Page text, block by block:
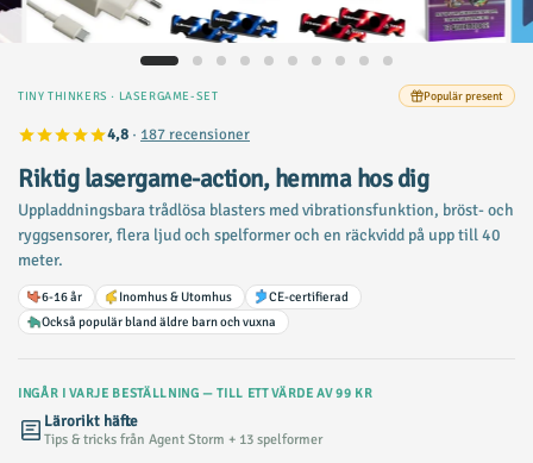
TINY THINKERS · LASERGAME-SET Populär present
4,8 · 187 recensioner
Riktig lasergame-action, hemma hos dig
Uppladdningsbara trådlösa blasters med vibrationsfunktion, bröst- och
ryggsensorer, flera ljud och spelformer och en räckvidd på upp till 40
meter.
6-16 år Inomhus & Utomhus
CE-certifierad
Också populär bland äldre barn och vuxna
INGÅR I VARJE BESTÄLLNING — TILL ETT VÄRDE AV 99 KR
Lärorikt häfte
Tips & tricks från Agent Storm + 13 spelformer